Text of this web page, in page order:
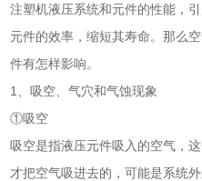
注塑机液压系统和元件的性能，
元件的效率，缩短其寿命。那么
件有怎样影响。
1、吸空、气穴和气蚀现象
①吸空
吸空是指液压元件吸入的空气，
才把空气吸进去的，可能是系统